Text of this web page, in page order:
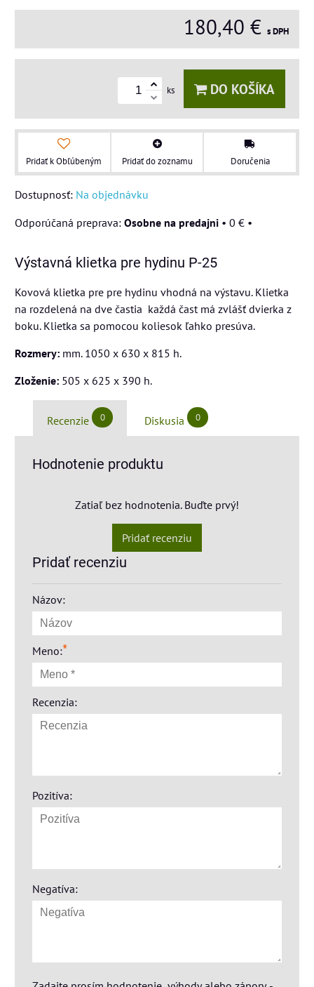
180,40 € s DPH
ks DO KOŠÍKA
Pridať k Obľúbeným Pridať do zoznamu Doručenia
Dostupnosť: Na objednávku
Osobne na predajni • 0 € •
Výstavná klietka pre hydinu P-25
Kovová klietka pre pre hydinu vhodná na výstavu. Klietka
na rozdelená na dve častia každá čast má zvlášť dvierka z
boku. Klietka sa pomocou koliesok ľahko presúva.
Rozmery: mm. 1050 x 630 x 815 h.
Zloženie: 505 x 625 x 390 h.
Recenzie 0 Diskusia 0
Hodnotenie produktu
Zatiaľ bez hodnotenia. Buďte prvý!
Pridať recenziu
Pridať recenziu
Názov:
Meno:*
Recenzia:
Pozitíva:
Negatíva: